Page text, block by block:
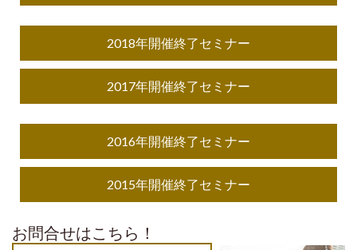
2018年開催終了セミナー
2017年開催終了セミナー
2016年開催終了セミナー
2015年開催終了セミナー
お問合せはこちら！